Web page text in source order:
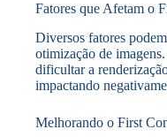
Fatores que Afetam o
Diversos fatores
otimização de
dificultar a
impactando
Melhorando o First